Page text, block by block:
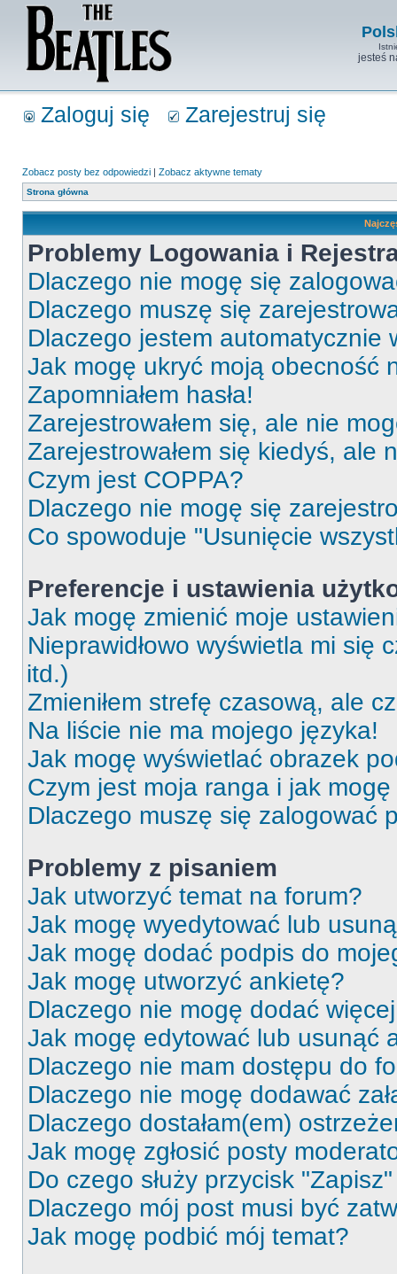
jesteś
Zaloguj się Zarejestruj się
Zobacz posty bez odpowiedzi | Zobacz aktywne tematy
Strona główna
Problemy Logowania i
Dlaczego nie mogę się
Dlaczego muszę się
Dlaczego jestem automatycznie
Jak mogę ukryć moją obecność
Zapomniałem hasła!
Zarejestrowałem się, ale nie
Zarejestrowałem się kiedyś, ale
Czym jest COPPA?
Dlaczego nie mogę się
Co spowoduje "Usunięcie
Preferencje i ustawienia
Jak mogę zmienić moje
Nieprawidłowo wyświetla mi się
itd.)
Zmieniłem strefę czasową, ale
Na liście nie ma mojego języka!
Jak mogę wyświetlać obrazek
Czym jest moja ranga i jak
Dlaczego muszę się zalogować
Problemy z pisaniem
Jak utworzyć temat na forum?
Jak mogę wyedytować lub
Jak mogę dodać podpis do
Jak mogę utworzyć ankietę?
Dlaczego nie mogę dodać
Jak mogę edytować lub usunąć
Dlaczego nie mam dostępu do
Dlaczego nie mogę dodawać
Dlaczego dostałam(em)
Jak mogę zgłosić posty
Do czego służy przycisk
Dlaczego mój post musi być
Jak mogę podbić mój temat?